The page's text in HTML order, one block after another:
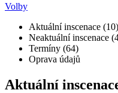
Volby
Aktuální inscenace (10)
Neaktuální inscenace
Termíny (64)
Oprava údajů
Aktuální